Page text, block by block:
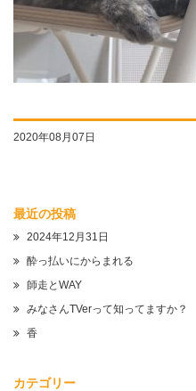
2020年08月07日
最近の投稿
2024年12月31日
酔っ払いにからまれる
師走とWAY
みなさんTVerって知ってますか？
香
カテゴリー